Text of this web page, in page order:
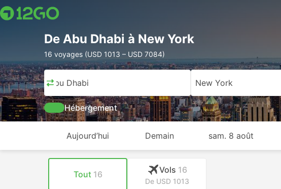
De Abu Dhabi à New York
16 voyages (USD 1013 – USD 7084)
Abu Dhabi New York
Hébergement
Aujourd’hui Demain sam. 8 août
Tout 16 Vols 16
De USD 1013